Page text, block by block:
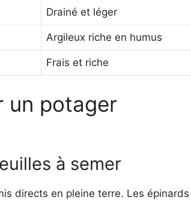
Drainé et léger
Argileux riche en humus
Frais et riche
un potager
à semer
directs en pleine terre. Les épinards